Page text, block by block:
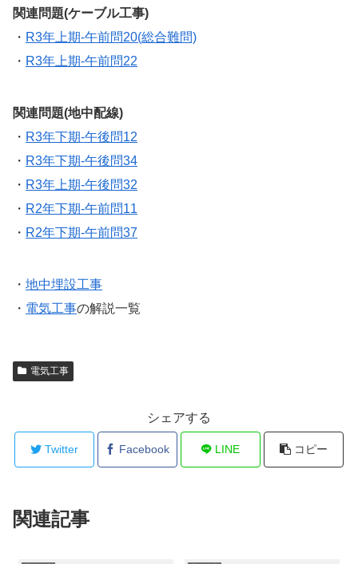
関連問題(ケーブル工事)
・ R3年上期-午前問20(総合難問)
・ R3年上期-午前問22
関連問題(地中配線)
・ R3年下期-午後問12
・ R3年下期-午後問34
・ R3年上期-午後問32
・ R2年下期-午前問11
・ R2年下期-午前問37
・ 地中埋設工事
・ 電気工事の解説一覧
電気工事
シェアする
Twitter Facebook LINE コピー
関連記事